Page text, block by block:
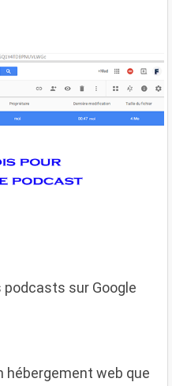
sur Google
hébergement web que